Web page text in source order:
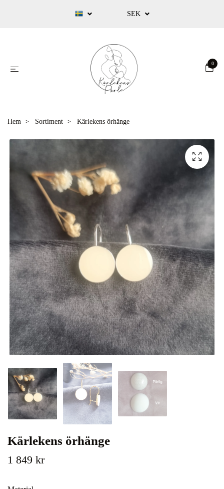
SEK
0
Hem Sortiment Kärlekens örhänge
Kärlekens örhänge
1 849 kr